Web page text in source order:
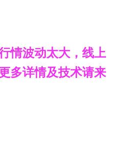
情波动太大，线上
多详情及技术请来